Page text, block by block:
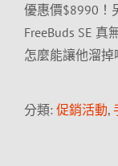
優惠價$8990！
FreeBuds SE
怎麼能讓他溜掉
分類: 促銷活動,